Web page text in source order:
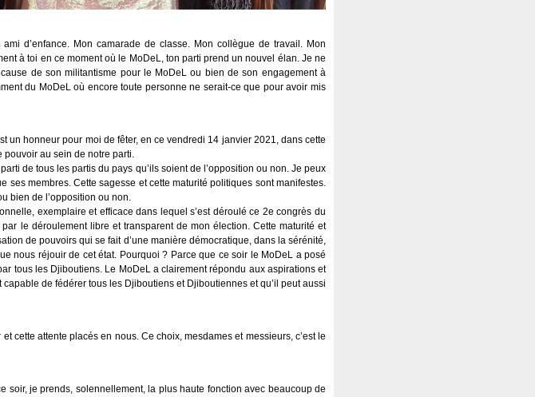
d’enfance. Mon camarade de classe. Mon collègue de travail. Mon
à toi en ce moment où le MoDeL, ton parti prend un nouvel élan. Je ne
de son militantisme pour le MoDeL ou bien de son engagement à
du MoDeL où encore toute personne ne serait-ce que pour avoir mis
un honneur pour moi de fêter, en ce vendredi 14 janvier 2021, dans cette
pouvoir au sein de notre parti.
de tous les partis du pays qu’ils soient de l’opposition ou non. Je peux
membres. Cette sagesse et cette maturité politiques sont manifestes.
bien de l’opposition ou non.
exemplaire et efficace dans lequel s’est déroulé ce 2e congrès du
le déroulement libre et transparent de mon élection. Cette maturité et
de pouvoirs qui se fait d’une manière démocratique, dans la sérénité,
nous réjouir de cet état. Pourquoi ? Parce que ce soir le MoDeL a posé
tous les Djiboutiens. Le MoDeL a clairement répondu aux aspirations et
de fédérer tous les Djiboutiens et Djiboutiennes et qu’il peut aussi
cette attente placés en nous. Ce choix, mesdames et messieurs, c’est le
soir, je prends, solennellement, la plus haute fonction avec beaucoup de